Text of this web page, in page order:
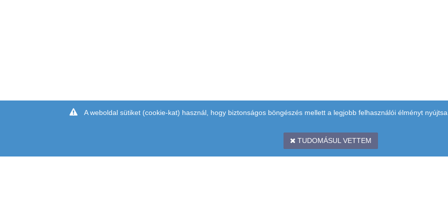
A weboldal sütiket (cookie-kat) használ, hogy biztonságos böngészés mellett a legjobb felhasználói élményt
TUDOMÁSUL VETTEM